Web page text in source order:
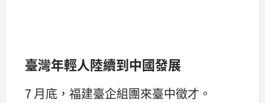
臺灣年輕人陸續到中國發展
7 月底，福建臺企組團來臺中徵才。